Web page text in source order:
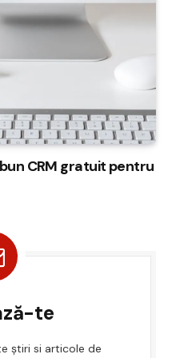
CRM gratuit pentru
te
știri si articole de